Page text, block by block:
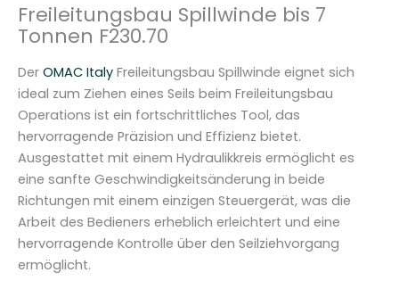
M
A
C
I
t
a
F
2
3
Freileitungsbau Spillwinde bis 7
Tonnen F230.70
Der OMAC Italy Freileitungsbau Spillwinde eignet sich
ideal zum Ziehen eines Seils beim Freileitungsbau
Operations ist ein fortschrittliches Tool, das
hervorragende Präzision und Effizienz bietet.
Ausgestattet mit einem Hydraulikkreis ermöglicht es
eine sanfte Geschwindigkeitsänderung in beide
Richtungen mit einem einzigen Steuergerät, was die
Arbeit des Bedieners erheblich erleichtert und eine
hervorragende Kontrolle über den Seilziehvorgang
ermöglicht.